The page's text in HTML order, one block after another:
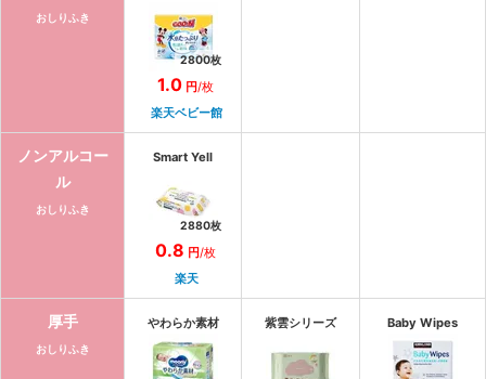
おしりふき
2800枚
1.0 円/枚
楽天ベビー館
ノンアルコー
ル
おしりふき
Smart Yell
2880枚
0.8 円/枚
楽天
厚手
おしりふき
やわらか素材 紫雲シリーズ Baby Wipes